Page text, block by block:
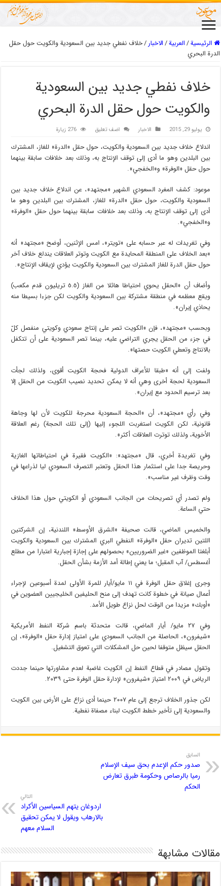
الرئيسية/العربیة/الاخبار/خلاف نفطي جديد بين السعودية والكويت حول حقل
الدرة البحري
خلاف نفطي جديد بين السعودية
والكويت حول حقل الدرة البحري
يوليو 29, 2015 الاخبار اضف تعليق 276 زيارة
اندلاع خلاف جديد بين السعودية والكويت، حول حقل «الدرة» للغاز، المشترك
بين البلدين وهو ما أدى إلى توقف الإنتاج به، وذلك بعد خلافات سابقة بينهما
حول حقل «الوفرة» و«الخفجي».
موعود: كشف المغرد السعودي الشهير «مجتهد»، عن اندلاع خلاف جديد بين
السعودية والكويت، حول حقل «الدرة» للغاز، المشترك بين البلدين وهو ما
أدى إلى توقف الإنتاج به، وذلك بعد خلافات سابقة بينهما حول حقل «الوفرة»
و«الخفجي».
وفي تغريدات له عبر حسابه على «تويتر»، امس الإثنين، أوضح «مجتهد» أنه
«بعد الخلاف على المنطقة المحايدة مع الكويت وتوتر العلاقات يندلع خلاف آخر
حول حقل الدرة للغاز المشترك بين السعودية والكويت يؤدي لإيقاف الإنتاج».
وأضاف أن «الحقل يحوي احتياطا هائلا من الغاز (٥.٥ تريليون قدم مكعب)
ويقع معظمه في منطقة مشتركة بين السعودية والكويت لكن جزءا بسيطا منه
يحاذي إيران».
وبحسب «مجتهد»، فإن «الكويت تصر على إنتاج سعودي وكويتي منفصل كلّ
في جزء من الحقل يجري التراضي عليه، بينما تصر السعودية على أن تتكفل
بالانتاج وتعطي الكويت حصتها».
ولفت إلى أنه «طبقا للأعراف الدولية فحجة الكويت أقوى، ولذلك لجأت
السعودية لحجة أخرى وهي أنه لا يمكن تحديد نصيب الكويت من الحقل إلا
بعد ترسيم الحدود مع إيران».
وفي رأي «مجتهد»، أن «الحجة السعودية محرجة للكويت لأن لها وجاهة
قانونية، لكن الكويت استغربت اللجوء إليها (إلى تلك الحجة) رغم العلاقة
الأخوية، ولذلك توترت العلاقات أكثر».
وفي تغريدة أخري، قال «مجتهد»: «الكويت فقيرة في احتياطاتها الغازية
وحريصة جدا على استثمار هذا الحقل وتعتبر التصرف السعودي ليا لذراعها في
وقت وظرف غير مناسب».
ولم تصدر أي تصريحات من الجانب السعودي أو الكويتي حول هذا الخلاف
حتي الساعة.
والخميس الماضي، قالت صحيفة «الشرق الأوسط» اللندنية، إن الشركتين
اللتين تديران حقل «الوفرة» النفطي البري المشترك بين السعودية والكويت
أبلغتا الموظفين «غير الضروريين» بحصولهم على إجازة إجبارية اعتبارا من مطلع
أغسطس/ آب المقبل؛ ما يعني إطالة أمد الأزمة بشأن الحقل.
وجرى إغلاق حقل الوفرة في ١١ مايو/أيار للمرة الأولى لمدة أسبوعين لإجراء
أعمال صيانة في خطوة كانت تهدف إلى منح الحليفين الخليجيين العضوين في
«أوبك» مزيدا من الوقت لحل نزاع طويل الأمد.
وفي ٢٧ مايو/ أيار الماضي، قالت متحدثة باسم شركة النفط الأمريكية
«شيفرون»، الحاصلة من الجانب السعودي على امتياز إدارة حقل «الوفرة»، إن
الحقل سيظل متوقفا لحين حل المشكلات التي تعوق التشغيل.
وتقول مصادر في قطاع النفط إن الكويت غاضبة لعدم مشاورتها حينما جددت
الرياض في ٢٠٠٩ امتياز «شيفرون» لإدارة حقل الوفرة حتى ٢٠٣٩.
لكن جذور الخلاف ترجع إلى عام ٢٠٠٧ حينما أدى نزاع على الأرض بين الكويت
والسعودية إلى تأخير خطط الكويت لبناء مصفاة نفطية.
السابق
صدور حكم الإعدم بحق سيف الإسلام
رميا بالرصاص وحكومة طبرق تعارض
الحكم
التالي
اردوغان يتهم السياسين الأكراد
بالارهاب ويقول لا يمكن تحقيق
السلام معهم
مقالات مشابهة